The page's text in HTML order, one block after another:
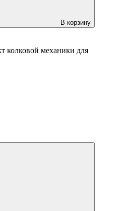
В корзину
колковой механики для